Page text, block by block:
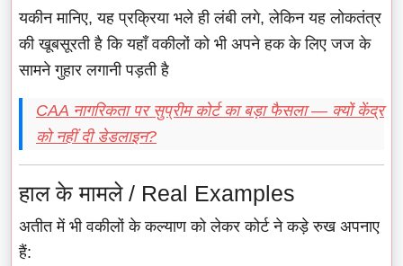
यकीन मानिए, यह प्रक्रिया भले ही लंबी लगे, लेकिन यह लोकतंत्र
की खूबसूरती है कि यहाँ वकीलों को भी अपने हक के लिए जज के
सामने गुहार लगानी पड़ती है
CAA नागरिकता पर सुप्रीम कोर्ट का बड़ा फैसला — क्यों केंद्र
को नहीं दी डेडलाइन?
हाल के मामले / Real Examples
अतीत में भी वकीलों के कल्याण को लेकर कोर्ट ने कड़े रुख अपनाए
हैं: